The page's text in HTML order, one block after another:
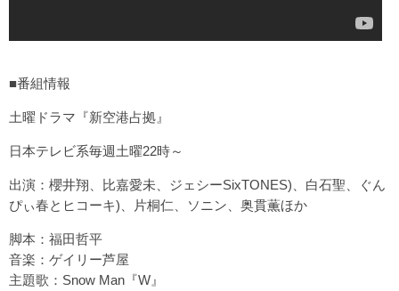
■番組情報
土曜ドラマ『新空港占拠』
日本テレビ系毎週土曜22時～
出演：櫻井翔、比嘉愛未、ジェシーSixTONES)、白石聖、ぐん
ぴぃ春とヒコーキ)、片桐仁、ソニン、奥貫薫ほか
脚本：福田哲平
音楽：ゲイリー芦屋
主題歌：Snow Man『W』